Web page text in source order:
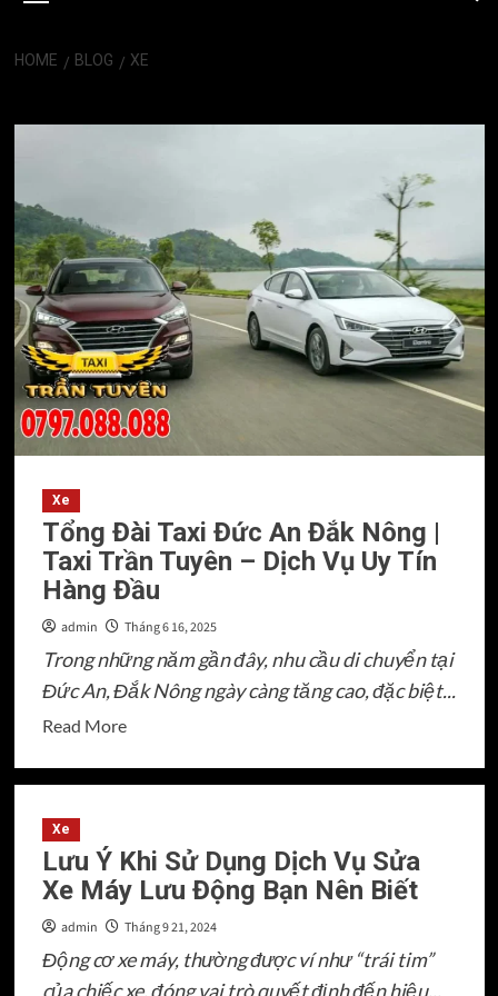
HOME BLOG XE
Xe
Tổng Đài Taxi Đức An Đắk Nông |
Taxi Trần Tuyên – Dịch Vụ Uy Tín
Hàng Đầu
admin Tháng 6 16, 2025
Trong những năm gần đây, nhu cầu di chuyển tại
Đức An, Đắk Nông ngày càng tăng cao, đặc biệt...
Read MoreRead
about
Taxi
Đức
An
Nông
Xe
Lưu Ý Khi Sử Dụng Dịch Vụ Sửa
Xe Máy Lưu Động Bạn Nên Biết
admin Tháng 9 21, 2024
Động cơ xe máy, thường được ví như “trái tim”
của chiếc xe, đóng vai trò quyết định đến hiệu...